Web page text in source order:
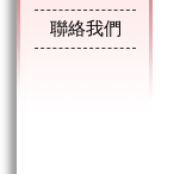
聯絡我們